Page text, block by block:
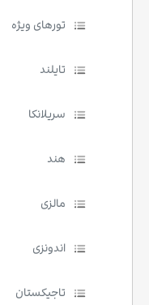
تورهای ویژه
تایلند
سریلانکا
هند
مالزی
اندونزی
تاجیکستان